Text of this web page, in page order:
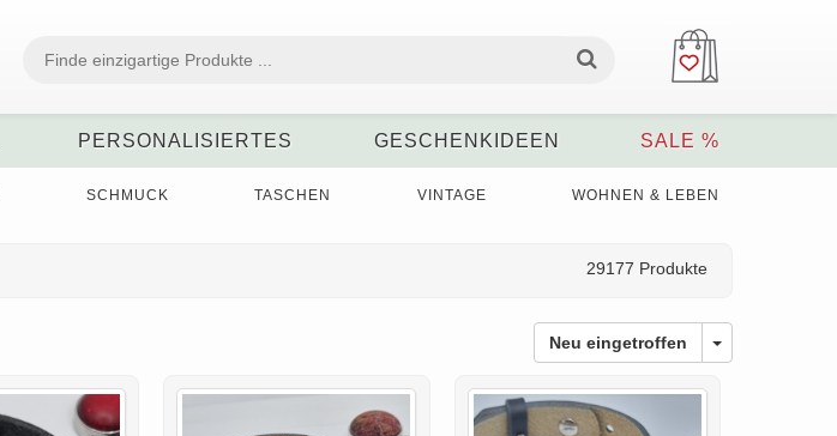
PERSONALISIERTES GESCHENKIDEEN SALE %
SCHMUCK TASCHEN VINTAGE WOHNEN & LEBEN
29177 Produkte
Neu eingetroffen